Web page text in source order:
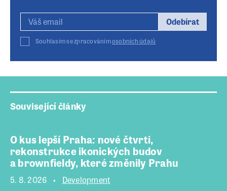
Odebírat
Souhlasím se zpracovánímosobních údajů
Související články
O kus lepší Praha: nové čtvrti,
rekonstrukce ikonických budov
a brownfieldy, které změnily Prahu
5. 8. 2026
Development